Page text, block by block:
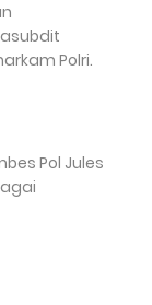
Polri.
Pol Jules